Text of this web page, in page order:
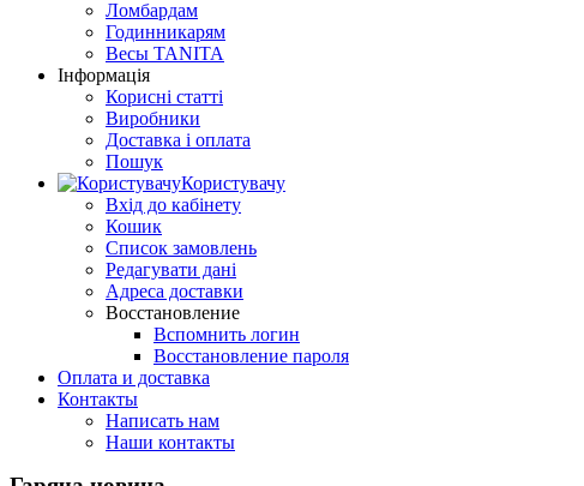
Ломбардам
Годинникарям
Весы TANITA
Інформація
Корисні статті
Виробники
Доставка і оплата
Пошук
Користувачу
Вхід до кабінету
Кошик
Список замовлень
Редагувати дані
Адреса доставки
Восстановление
Вспомнить логин
Восстановление пароля
Оплата и доставка
Контакты
Написать нам
Наши контакты